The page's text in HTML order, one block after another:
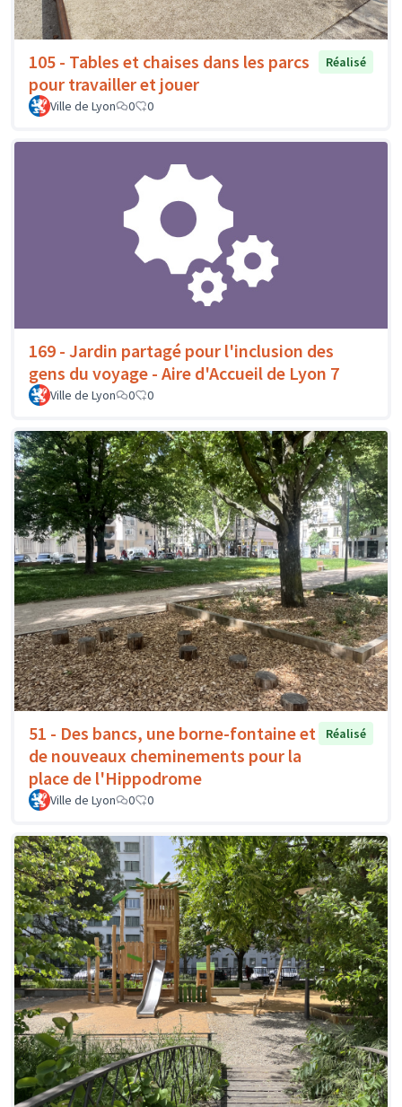
105 - Tables et chaises dans les parcs
pour travailler et jouer
Réalisé
Ville de Lyon 0 0
169 - Jardin partagé pour l'inclusion des
gens du voyage - Aire d'Accueil de Lyon 7
Ville de Lyon 0 0
51 - Des bancs, une borne-fontaine et
de nouveaux cheminements pour la
place de l'Hippodrome
Réalisé
Ville de Lyon 0 0